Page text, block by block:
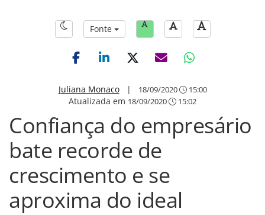
Fonte
Juliana Monaco| 18/09/2020 15:00
Atualizada em 18/09/2020 15:02
Confiança do empresário
bate recorde de
crescimento e se
aproxima do ideal